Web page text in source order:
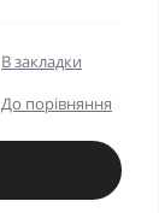
В закладки
До порівняння